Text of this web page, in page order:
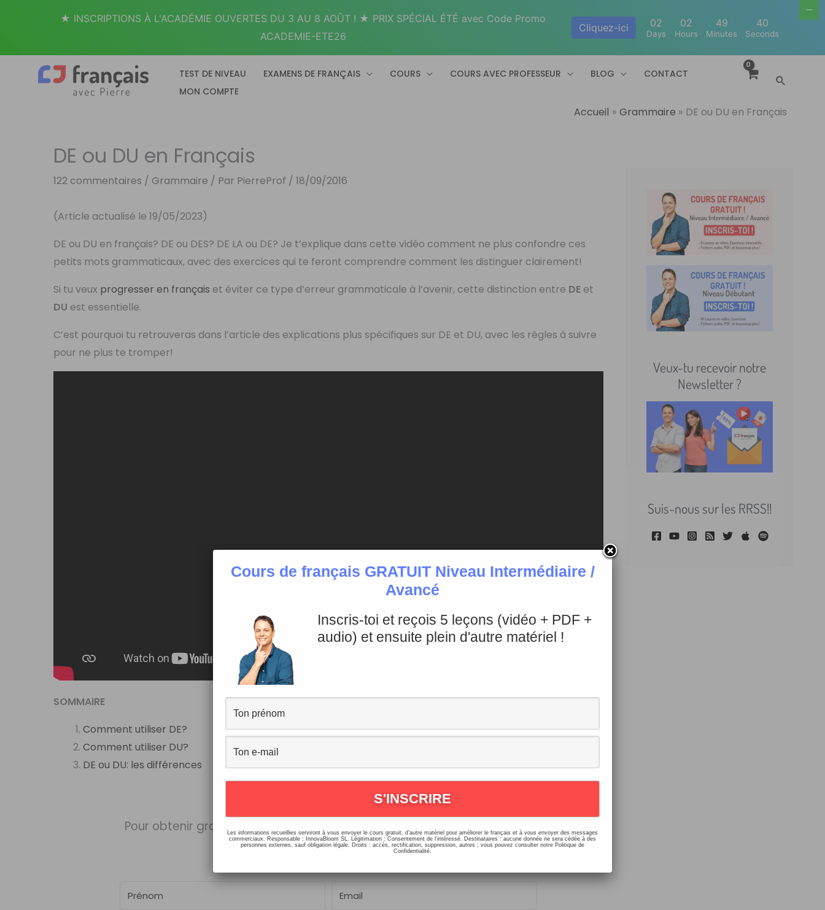
TEST DE NIVEAU EXAMENS DE FRANÇAIS COURS COURS AVEC PROFESSEUR BLOG
CONTACT
MON COMPTE
Accueil Grammaire DE ou DU en Français
DE ou DU en Français
122 commentaires / Grammaire / Par PierreProf /18/09/2016
(Article actualisé le 19/05/2023)
DE ou DU en français? DE ou DES? DE LA ou DE? Je t’explique dans cette vidéo comment ne plus confondre ces
petits mots grammaticaux, avec des exercices qui te feront comprendre comment les distinguer clairement!
Si tu veux progresser en français et éviter ce type d’erreur grammaticale à l’avenir, cette distinction entre DE et
DU est essentielle.
C’est pourquoi tu retrouveras dans l’article des explications plus spécifiques sur DE et DU, avec les règles à suivre
pour ne plus te tromper!
SOMMAIRE
Comment utiliser DE?
Comment utiliser DU?
DE ou DU: les différences
Pour obtenir gratuitement lafiche PDF avec l’ article et la transcription
Veux-tu recevoir notre
Newsletter ?
Suis-nous sur les RRSS!!
Cours de français GRATUIT Niveau Intermédiaire /
Avancé
Inscris-toi et reçois 5 leçons (vidéo + PDF +
audio) et ensuite plein d'autre matériel !
Les informations recueillies serviront à vous envoyer le cours gratuit, d’autre matériel pour améliorer le français et à vous envoyer des messages
commerciaux. Responsable : InnovaBloom SL. Légitimation : Consentement de l’intéressé. Destinataires : aucune donnée ne sera cédée à des
personnes externes, sauf obligation légale. Droits : accès, rectification, suppression, autres ; vous pouvez consulter notre Politique de
Confidentialité.
★ INSCRIPTIONS À L'ACADÉMIE OUVERTES DU 3 AU 8 AOÛT ! ★ PRIX SPÉCIAL ÉTÉ avec Code Promo
ACADEMIE-ETE26
Cliquez-ici 02
Days
02
Hours
49
Minutes
39
Seconds